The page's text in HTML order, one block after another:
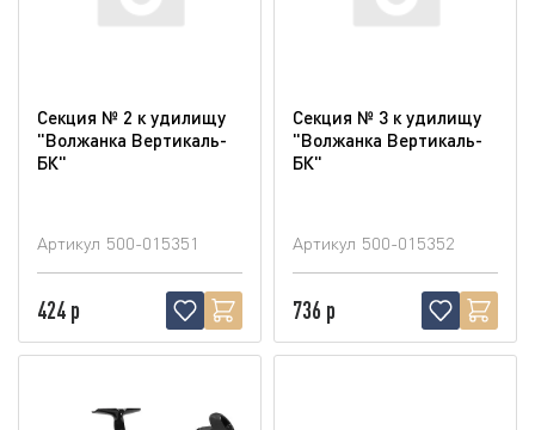
Секция № 2 к удилищу
"Волжанка Вертикаль-
БК"
Артикул 500-015351
424 р
Секция № 3 к удилищу
"Волжанка Вертикаль-
БК"
Артикул 500-015352
736 р